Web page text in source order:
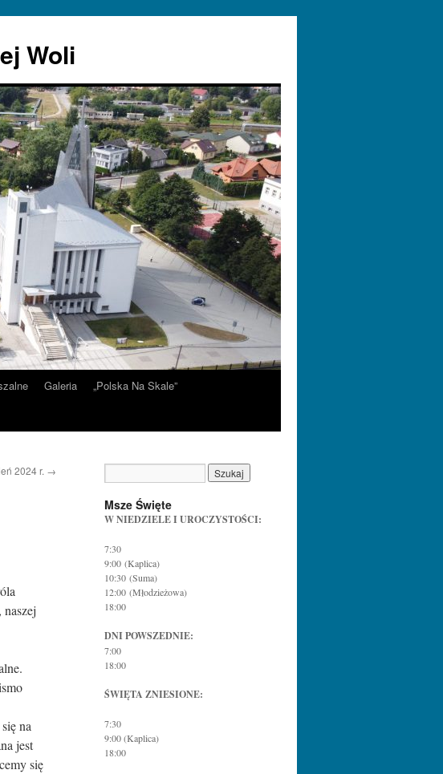
Woli
Galeria
„Polska Na Skale”
2024 r. →
na
jest
się
Msze Święte
W NIEDZIELE I UROCZYSTOŚCI:
7:30
9:00 (Kaplica)
10:30 (Suma)
12:00 (Młodzieżowa)
18:00
DNI POWSZEDNIE:
7:00
18:00
ŚWIĘTA ZNIESIONE:
7:30
9:00 (Kaplica)
18:00